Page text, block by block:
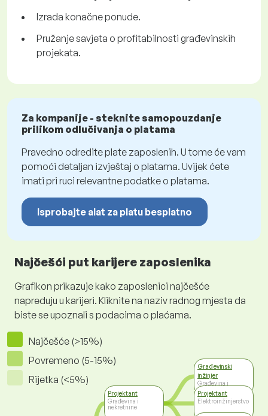
Izrada konačne ponude.
Pružanje savjeta o profitabilnosti građevinskih
projekata.
Za kompanije - steknite samopouzdanje
prilikom odlučivanja o platama
Pravedno odredite plate zaposlenih. U tome će vam
pomoći detaljan izvještaj o platama. Uvijek ćete
imati pri ruci relevantne podatke o platama.
Isprobajte alat za platu besplatno
Najčešći put karijere zaposlenika
Grafikon prikazuje kako zaposlenici najčešće
napreduju u karijeri. Kliknite na naziv radnog mjesta da
biste se upoznali s podacima o plaćama.
Najčešće (>15%)
Povremeno (5-15%)
Rijetka (<5%)
Projektant
Građevina i
nekretnine
Građevinski
inžinjer
Građevina i
nekretnine
Projektant
Elektroinžinjerstvo